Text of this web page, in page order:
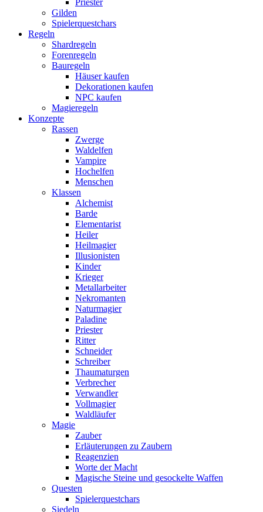
Priester
Gilden
Spielerquestchars
Regeln
Shardregeln
Forenregeln
Bauregeln
Häuser kaufen
Dekorationen kaufen
NPC kaufen
Magieregeln
Konzepte
Rassen
Zwerge
Waldelfen
Vampire
Hochelfen
Menschen
Klassen
Alchemist
Barde
Elementarist
Heiler
Heilmagier
Illusionisten
Kinder
Krieger
Metallarbeiter
Nekromanten
Naturmagier
Paladine
Priester
Ritter
Schneider
Schreiber
Thaumaturgen
Verbrecher
Verwandler
Vollmagier
Waldläufer
Magie
Zauber
Erläuterungen zu Zaubern
Reagenzien
Worte der Macht
Magische Steine und gesockelte Waffen
Questen
Spielerquestchars
Siedeln